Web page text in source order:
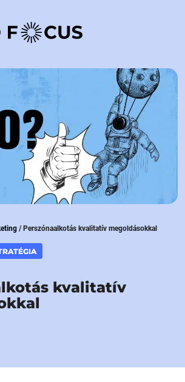
/ Perszónaalkotás kvalitatív megoldásokkal
kvalitatív